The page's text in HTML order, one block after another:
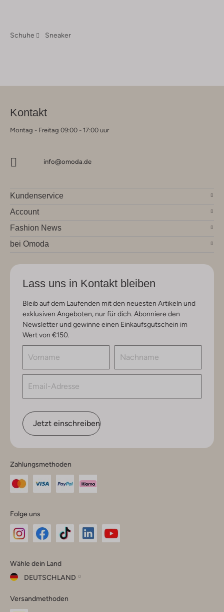
Schuhe Sneaker
Kontakt
Montag - Freitag 09:00 - 17:00 uur
info@omoda.de
Kundenservice
Account
Fashion News
bei Omoda
Lass uns in Kontakt bleiben
Bleib auf dem Laufenden mit den neuesten Artikeln und
exklusiven Angeboten, nur für dich. Abonniere den
Newsletter und gewinne einen Einkaufsgutschein im
Wert von €150.
Jetzt einschreiben
Zahlungsmethoden
Folge uns
Instagram
Facebook
TikTok
Wähle dein Land
DEUTSCHLAND
dein
Land
Versandmethoden